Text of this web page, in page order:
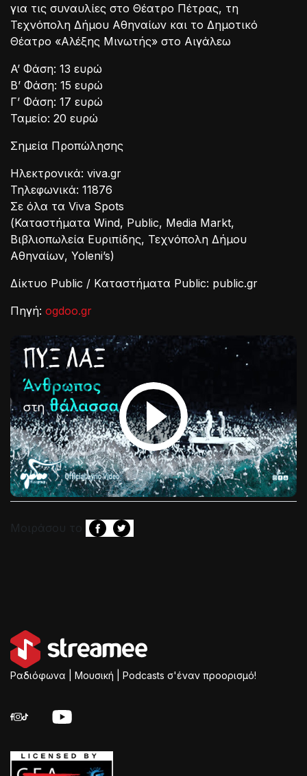
για τις συναυλίες στο Θέατρο Πέτρας, τη
Τεχνόπολη Δήμου Αθηναίων και το Δημοτικό
Θέατρο «Αλέξης Μινωτής» στο Αιγάλεω
A’ Φάση: 13 ευρώ
Β’ Φάση: 15 ευρώ
Γ’ Φάση: 17 ευρώ
Ταμείο: 20 ευρώ
Σημεία Προπώλησης
Ηλεκτρονικά: viva.gr
Τηλεφωνικά: 11876
Σε όλα τα Viva Spots
(Καταστήματα Wind, Public, Media Markt,
Βιβλιοπωλεία Ευριπίδης, Τεχνόπολη Δήμου
Αθηναίων, Yoleni’s)
Δίκτυο Public / Kαταστήματα Public: public.gr
Πηγή: ogdoo.gr
Μοιράσου το
Ραδιόφωνα | Μουσική | Podcasts σ'έναν προορισμό!